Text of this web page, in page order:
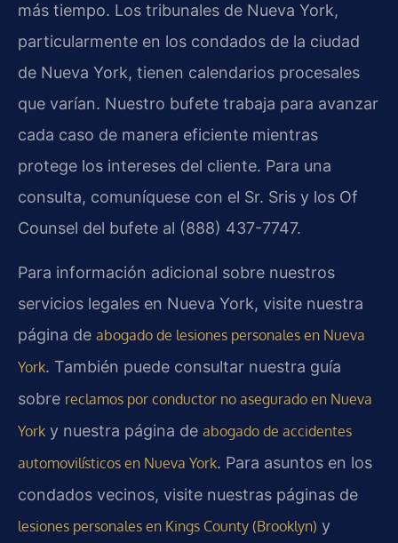
más tiempo. Los tribunales de Nueva York,
particularmente en los condados de la ciudad
de Nueva York, tienen calendarios procesales
que varían. Nuestro bufete trabaja para avanzar
cada caso de manera eficiente mientras
protege los intereses del cliente. Para una
consulta, comuníquese con el Sr. Sris y los Of
Counsel del bufete al (888) 437-7747.
Para información adicional sobre nuestros
servicios legales en Nueva York, visite nuestra
página de abogado de lesiones personales en Nueva
York. También puede consultar nuestra guía
sobre reclamos por conductor no asegurado en Nueva
York y nuestra página de abogado de accidentes
automovilísticos en Nueva York. Para asuntos en los
condados vecinos, visite nuestras páginas de
lesiones personales en Kings County (Brooklyn) y